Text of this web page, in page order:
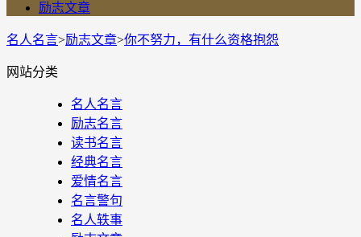
励志文章
名人名言>励志文章>你不努力，有什么资格抱怨
网站分类
名人名言
励志名言
读书名言
经典名言
爱情名言
名言警句
名人轶事